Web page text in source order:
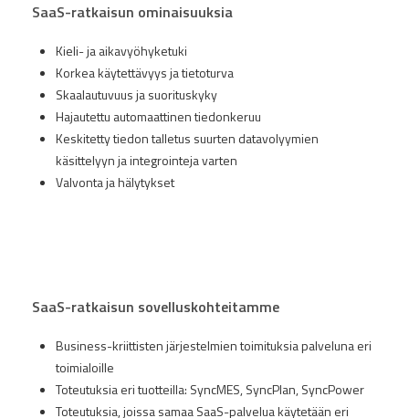
SaaS-ratkaisun ominaisuuksia
Kieli- ja aikavyöhyketuki
Korkea käytettävyys ja tietoturva
Skaalautuvuus ja suorituskyky
Hajautettu automaattinen tiedonkeruu
Keskitetty tiedon talletus suurten datavolyymien
käsittelyyn ja integrointeja varten
Valvonta ja hälytykset
SaaS-ratkaisun sovelluskohteitamme
Business-kriittisten järjestelmien toimituksia palveluna eri
toimialoille
Toteutuksia eri tuotteilla: SyncMES, SyncPlan, SyncPower
Toteutuksia, joissa samaa SaaS-palvelua käytetään eri